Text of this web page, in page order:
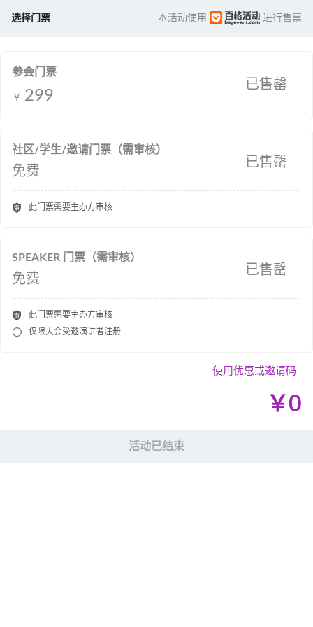
选择门票 本活动使用 进行售票
参会门票
￥ 299
已售罄
社区/学生/邀请门票（需审核）
免费
已售罄
 此门票需要主办方审核
SPEAKER 门票（需审核）
免费
已售罄
 此门票需要主办方审核
 仅限大会受邀演讲者注册
使用优惠或邀请码
￥0
活动已结束